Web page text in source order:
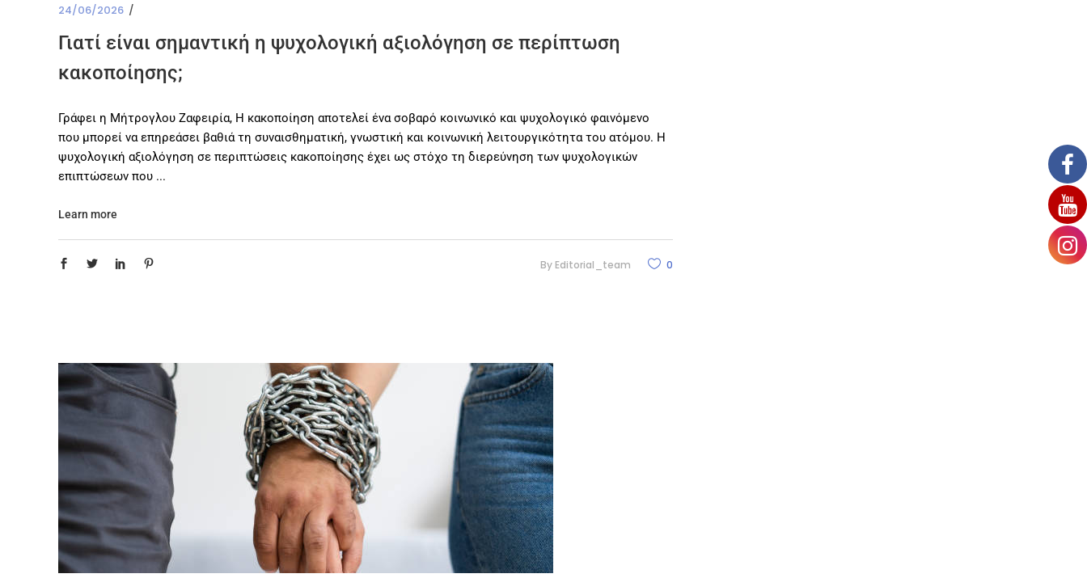
24/06/2026
Γιατί είναι σημαντική η ψυχολογική αξιολόγηση σε περίπτωση
κακοποίησης;
Γράφει η Μήτρογλου Ζαφειρία, Η κακοποίηση αποτελεί ένα σοβαρό κοινωνικό και ψυχολογικό φαινόμενο
που μπορεί να επηρεάσει βαθιά τη συναισθηματική, γνωστική και κοινωνική λειτουργικότητα του ατόμου. Η
ψυχολογική αξιολόγηση σε περιπτώσεις κακοποίησης έχει ως στόχο τη διερεύνηση των ψυχολογικών
επιπτώσεων που
Learn more
By Editorial_team 0